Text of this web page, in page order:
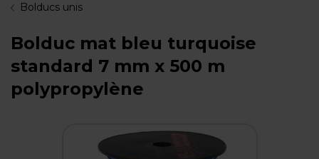
Bolducs unis
Bolduc mat bleu turquoise
standard 7 mm x 500 m
polypropylène